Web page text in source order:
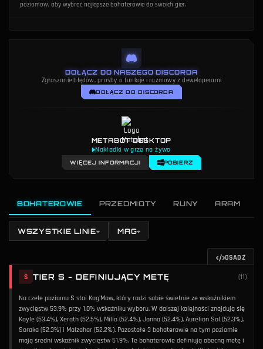
poziomów, aby wybrać najlepsze bohaterowie do swoich gier.
DOŁĄCZ DO NASZEGO DISCORDA
Zgłaszanie błędów, prośby o funkcje i rozmowy z deweloperami
DOŁĄCZ DO DISCORDA
METABOT DESKTOP
Nakładki w grze na żywo
WIĘCEJ INFORMACJI POBIERZ
BOHATEROWIE PRZEDMIOTY RUNY ARAM
WSZYSTKIE LINIE MAG
OSADŹ
S TIER S - DEFINIUJĄCY METĘ (11)
Na czele poziomu S stoi Kog'Maw, który radzi sobie świetnie ze wskaźnikiem
zwycięstw 53.9% przy 1.0% wskaźniku wyboru. W dalszej kolejności znajdują się
Kayle (53.4%), Xerath (52.5%), Milio (52.4%), Janna (52.4%), Aurelion Sol (52.3%),
Soraka (52.3%) i Malzahar (52.2%). Pozostałe 3 bohaterowie na tym poziomie
mają średni wskaźnik zwycięstw 51.9%. Te bohaterowie definiują obecną metę i